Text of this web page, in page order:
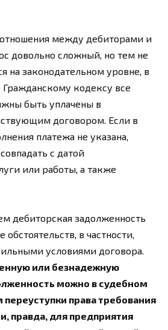
между дебиторами и
довольно сложный, но тем не
на законодательном уровне, в
Гражданскому кодексу все
быть уплачены в
договором. Если в
платежа не указана,
с датой
или работы, а также
дебиторская задолженность
в частности,
условиями договора.
или безнадежную
можно в судебном
права требования
правда, для предприятия